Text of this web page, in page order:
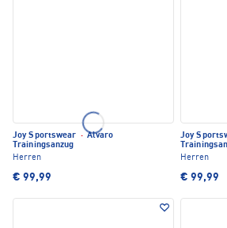
Joy Sportswear · Alvaro
Trainingsanzug
Herren
€ 99,99
Joy
Herren
€ 99,99